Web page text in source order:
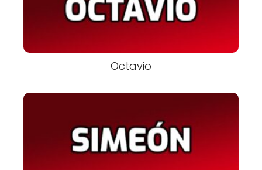
Octavio